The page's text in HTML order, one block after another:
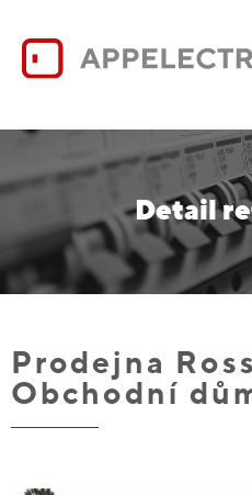
Detail
Prodejna
Obchodní